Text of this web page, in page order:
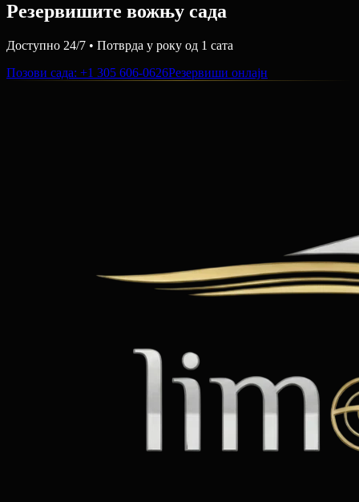
Резервишите вожњу сада
Доступно 24/7 • Потврда у року од 1 сата
Позови сада: +1 305 606-0626Резервиши онлајн